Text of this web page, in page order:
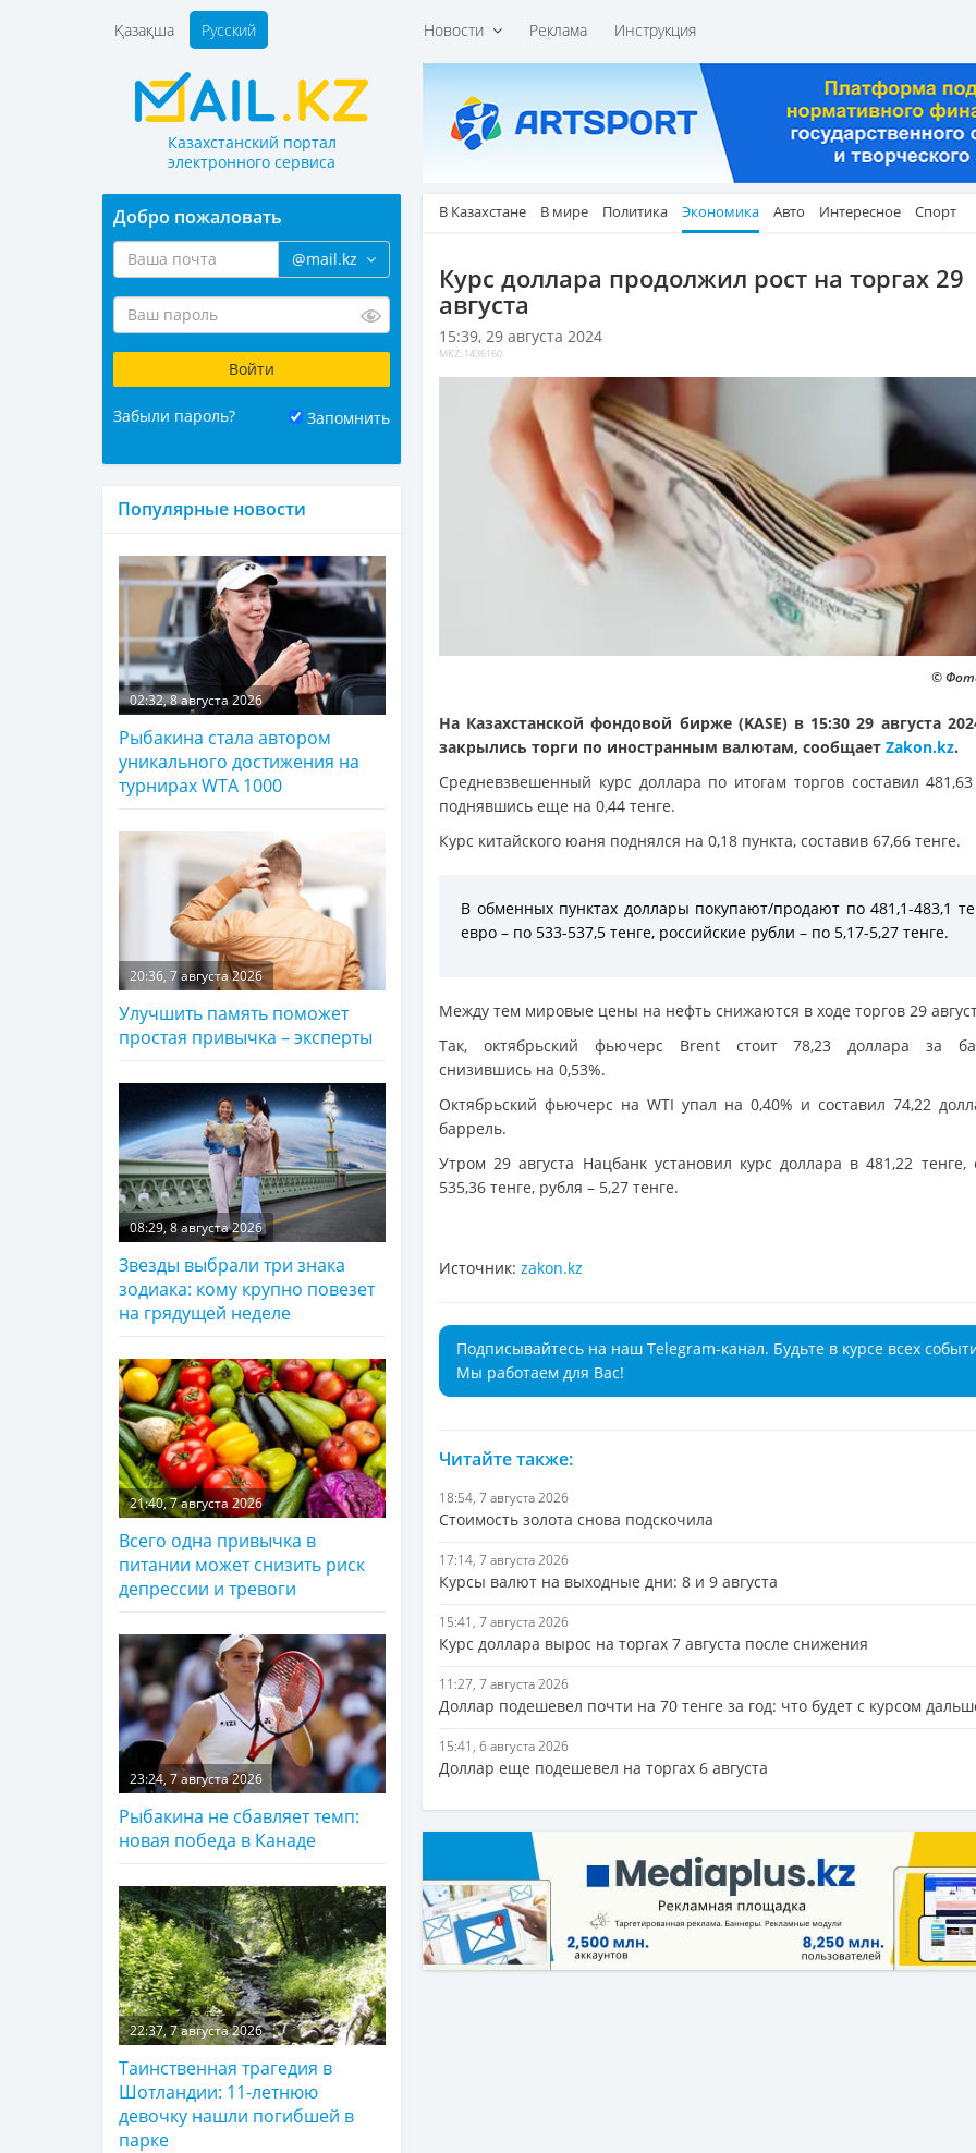
Новости Реклама Инструкция
Қазақша Русский
Казахстанский портал
электронного сервиса
В Казахстане В мире Политика Экономика Авто Интересное Спорт
Курс доллара продолжил рост на торгах 29
августа
15:39, 29 августа 2024
MKZ: 1436160
©
На Казахстанской фондовой бирже (KASE) в 15:30 29 августа
закрылись торги по иностранным валютам, сообщает Zakon.kz.
Средневзвешенный курс доллара по итогам торгов составил 481,63
поднявшись еще на 0,44 тенге.
Курс китайского юаня поднялся на 0,18 пункта, составив 67,66 тенге.
В обменных пунктах доллары покупают/продают по 481,1-483,1
евро – по 533-537,5 тенге, российские рубли – по 5,17-5,27 тенге.
Между тем мировые цены на нефть снижаются в ходе торгов 29
Так, октябрьский фьючерс Brent стоит 78,23 доллара за
снизившись на 0,53%.
Октябрьский фьючерс на WTI упал на 0,40% и составил 74,22
баррель.
Утром 29 августа Нацбанк установил курс доллара в 481,22 тенге,
535,36 тенге, рубля – 5,27 тенге.
Источник: zakon.kz
Подписывайтесь на наш Telegram-канал. Будьте в курсе всех
Мы работаем для Вас!
Читайте также:
18:54, 7 августа 2026
Стоимость золота снова подскочила
17:14, 7 августа 2026
Курсы валют на выходные дни: 8 и 9 августа
15:41, 7 августа 2026
Курс доллара вырос на торгах 7 августа после снижения
11:27, 7 августа 2026
Доллар подешевел почти на 70 тенге за год: что будет с курсом
15:41, 6 августа 2026
Доллар еще подешевел на торгах 6 августа
Добро пожаловать
@mail.kz
Забыли пароль? Запомнить
Популярные новости
02:32, 8 августа 2026
Рыбакина стала автором
уникального достижения на
турнирах WTA 1000
20:36, 7 августа 2026
Улучшить память поможет
простая привычка – эксперты
08:29, 8 августа 2026
Звезды выбрали три знака
зодиака: кому крупно повезет
на грядущей неделе
21:40, 7 августа 2026
Всего одна привычка в
питании может снизить риск
депрессии и тревоги
23:24, 7 августа 2026
Рыбакина не сбавляет темп:
новая победа в Канаде
22:37, 7 августа 2026
Таинственная трагедия в
Шотландии: 11-летнюю
девочку нашли погибшей в
парке